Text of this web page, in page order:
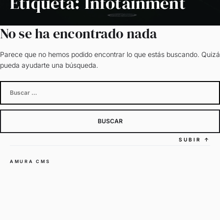
No se ha encontrado nada
Parece que no hemos podido encontrar lo que estás buscando. Quizá
pueda ayudarte una búsqueda.
SUBIR ↑
AMURA CMS